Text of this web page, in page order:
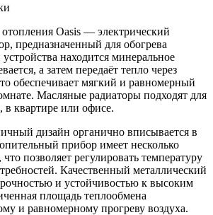
Oasis — электрический
предназначенный для обогрева
находится минеральное
а затем передаёт тепло через
обеспечивает мягкий и равномерный
Масляные радиаторы подходят для
в квартире или офисе.
дизайн органично вписывается в
прибор имеет несколько
позволяет регулировать температуру
Качественный металлический
и устойчивостью к высоким
площадь теплообмена
и равномерному прогреву воздуха.